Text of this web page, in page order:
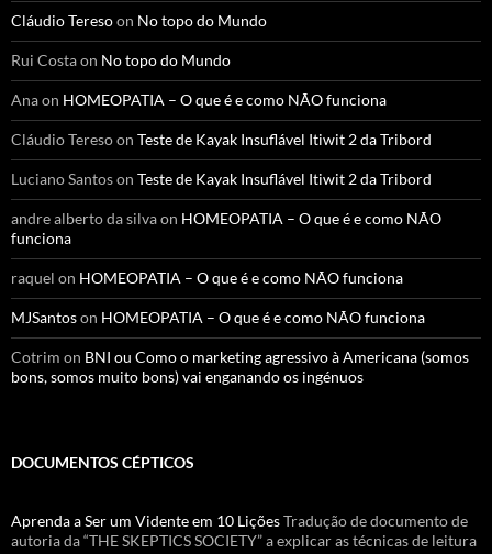
Cláudio Teresoon No topo do Mundo
Rui Costaon No topo do Mundo
Anaon HOMEOPATIA – O que é e como NÃO funciona
Cláudio Teresoon Teste de Kayak Insuflável Itiwit 2 da Tribord
Luciano Santoson Teste de Kayak Insuflável Itiwit 2 da Tribord
andre alberto da silvaon HOMEOPATIA – O que é e como NÃO
funciona
raquel on HOMEOPATIA – O que é e como NÃO funciona
MJSantoson HOMEOPATIA – O que é e como NÃO funciona
Cotrim on BNI ou Como o marketing agressivo à Americana (somos
bons, somos muito bons) vai enganando os ingénuos
DOCUMENTOS CÉPTICOS
Aprenda a Ser um Vidente em 10 LiçõesTradução de documento de
autoria da “THE SKEPTICS SOCIETY” a explicar as técnicas de leitura